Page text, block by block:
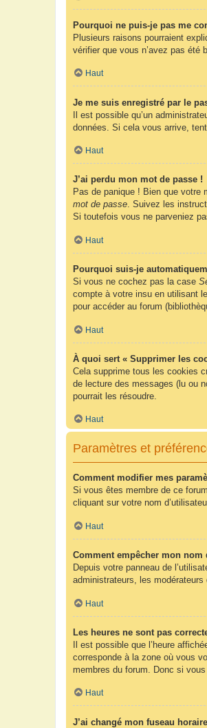
Pourquoi ne puis-je pas me
Plusieurs raisons pourraient
vérifier que vous n’avez pas été
Haut
Je me suis enregistré par le
Il est possible qu’un
données. Si cela vous arrive,
Haut
J’ai perdu mon mot de passe !
Pas de panique ! Bien que votre
mot de passe. Suivez les
Si toutefois vous ne parveniez
Haut
Pourquoi suis-je
Si vous ne cochez pas la case
compte à votre insu en utilisant
pour accéder au forum
Haut
À quoi sert « Supprimer les
Cela supprime tous les cookies
de lecture des messages (lu ou
pourrait les résoudre.
Haut
Paramètres et
Comment modifier mes
Si vous êtes membre de ce
cliquant sur votre nom
Haut
Comment empêcher mon nom
Depuis votre panneau de
administrateurs, les
Haut
Les heures ne sont pas
Il est possible que l’heure
corresponde à la zone où vous
membres du forum. Donc si vous
Haut
J’ai changé mon fuseau